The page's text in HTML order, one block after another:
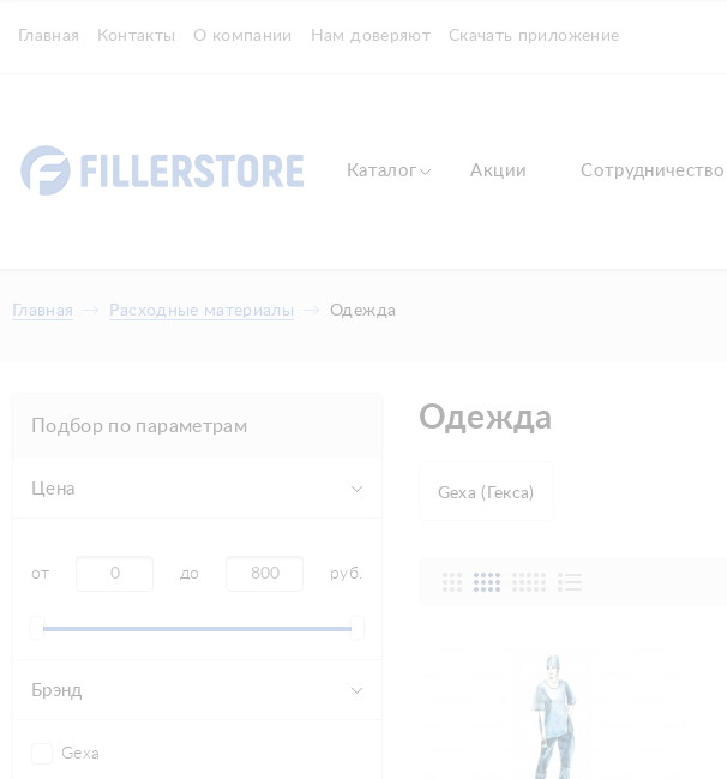
Главная Контакты О компании Нам доверяют Скачать приложение
Каталог Акции Сотрудничество
Главная Расходные материалы Одежда
Подбор по параметрам
Цена
от до руб.
Брэнд
Gexa
Одежда
Gexa (Гекса)